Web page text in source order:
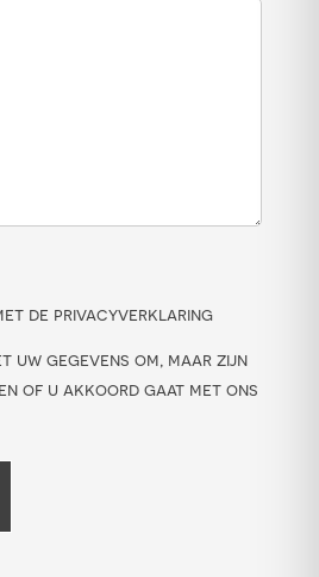
de privacyverklaring
uw gegevens om, maar zijn
of u akkoord gaat met ons